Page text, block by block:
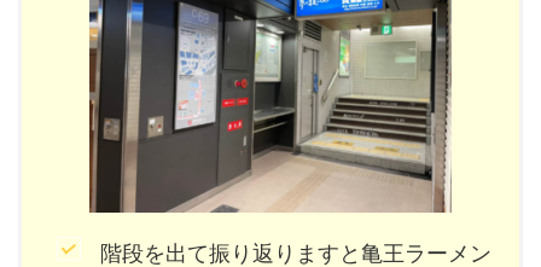
階段を出て振り返りますと亀王ラーメン